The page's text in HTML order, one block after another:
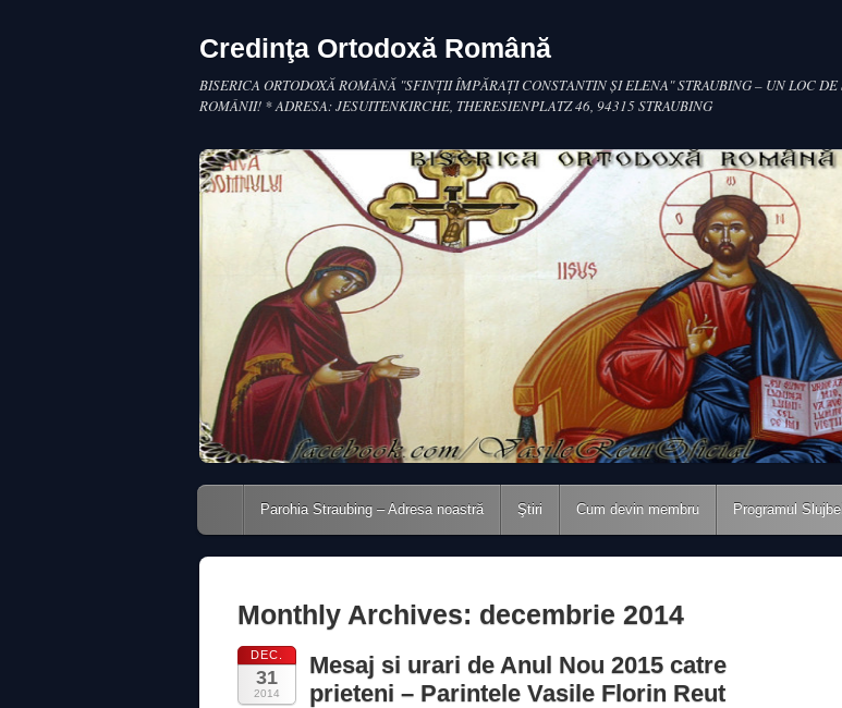
Credinţa Ortodoxă Română
BISERICA ORTODOXĂ ROMÂNĂ "SFINŢII ÎMPĂRAŢI CONSTANTIN ŞI ELENA" STRAUBING – UN LOC
ROMÂNII! * ADRESA: JESUITENKIRCHE, THERESIENPLATZ 46, 94315 STRAUBING
Main menu
Skip to content
Parohia Straubing – Adresa noastră Ştiri Cum devin membru Programul
Monthly Archives: decembrie 2014
DEC.
31
2014
Mesaj si urari de Anul Nou 2015 catre
prieteni – Parintele Vasile Florin Reut